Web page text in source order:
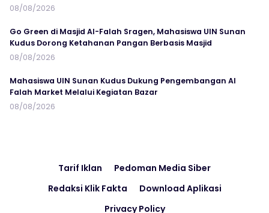
08/08/2026
Go Green di Masjid Al-Falah Sragen, Mahasiswa UIN Sunan
Kudus Dorong Ketahanan Pangan Berbasis Masjid
08/08/2026
Mahasiswa UIN Sunan Kudus Dukung Pengembangan Al
Falah Market Melalui Kegiatan Bazar
08/08/2026
Tarif Iklan
Pedoman Media Siber
Redaksi Klik Fakta
Download Aplikasi
Privacy Policy